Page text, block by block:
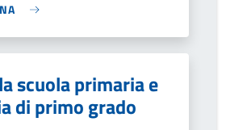
scuola primaria e
di primo grado